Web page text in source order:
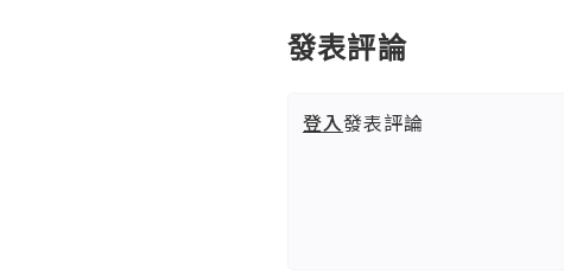
發表評論
登入發表評論